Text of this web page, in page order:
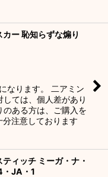
カー 恥知らずな煽り
なります。 二アミン
しては、個人差があり
のある方は、ご購入を
注意しております
ティッチ ミーガ・ナ・
JA・1